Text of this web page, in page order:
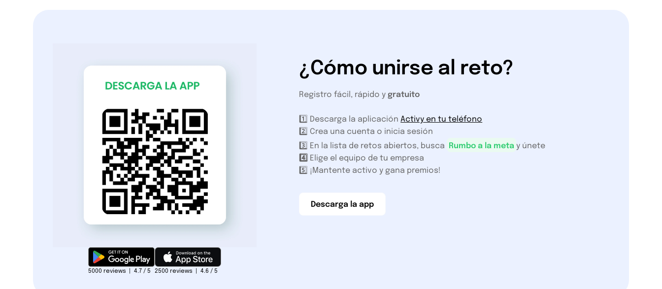
5000 reviews | 4.7 / 5 2500 reviews | 4.6 / 5
¿Cómo unirse al reto?
Registro fácil, rápido ygratuito
1️⃣ Descarga la aplicaciónActivy en tu teléfono
2️⃣ Crea una cuenta o inicia sesión
3️⃣ En la lista de retos abiertos, busca
Rumbo a la meta y únete
4️⃣ Elige el equipo de tu empresa
5️⃣ ¡Mantente activo y gana premios!
Descarga la app